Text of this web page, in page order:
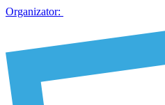
Organizator: